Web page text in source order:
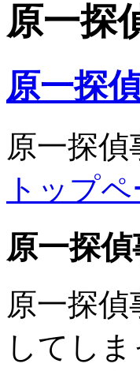
原一探
原一探
原一探
トップ
原一探
原一探
してし